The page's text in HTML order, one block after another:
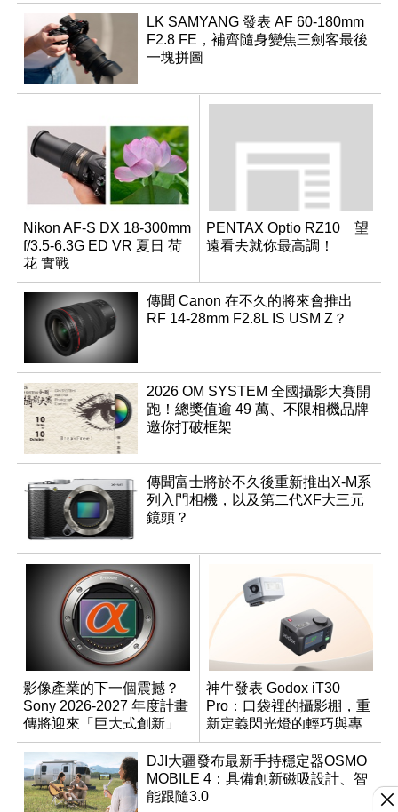
LK SAMYANG 發表 AF 60-180mm
F2.8 FE，補齊隨身變焦三劍客最後
一塊拼圖
Nikon AF-S DX 18-300mm
f/3.5-6.3G ED VR 夏日 荷
花 實戰
PENTAX Optio RZ10 望
遠看去就你最高調！
傳聞 Canon 在不久的將來會推出
RF 14-28mm F2.8L IS USM Z？
2026 OM SYSTEM 全國攝影大賽開
跑！總獎值逾 49 萬、不限相機品牌
邀你打破框架
傳聞富士將於不久後重新推出X-M系
列入門相機，以及第二代XF大三元
鏡頭？
影像產業的下一個震撼？
Sony 2026-2027 年度計畫
傳將迎來「巨大式創新」
神牛發表 Godox iT30
Pro：口袋裡的攝影棚，重
新定義閃光燈的輕巧與專
業
DJI大疆發布最新手持穩定器OSMO
MOBILE 4：具備創新磁吸設計、智
能跟隨3.0